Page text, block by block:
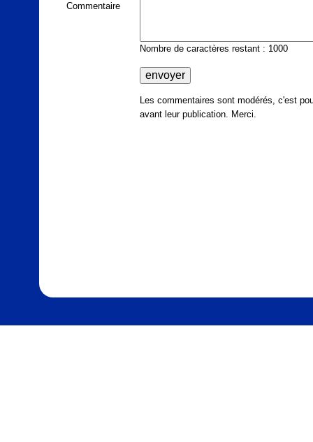
Commentaire
Nombre de caractères restant : 1000
Les commentaires sont modérés, c'est
avant leur publication. Merci.